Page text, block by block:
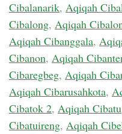
Cibalanarik, Aqiqah
Cibalong, Aqiqah
Aqiqah Cibanggala,
Cibanon, Aqiqah
Cibaregbeg, Aqiqah
Aqiqah Cibarusahkota,
Cibatok 2, Aqiqah Cibatu
Cibatuireng, Aqiqah